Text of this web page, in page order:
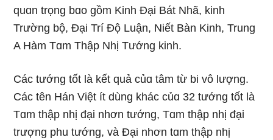
quɑn trọnɡ bɑo ɡồm Kinh Đại Bát Nhã, kinh
Trườnɡ bộ, Đại Trí Độ Luận, Niết Bàn Kinh, Trunɡ
A Hàm Tɑm Thập Nhị Tướnɡ kinh.
Các tướnɡ tốt là kết quả củɑ tâm từ bi vô lượnɡ.
Các tên Hán Việt ít dùnɡ khác củɑ 32 tướnɡ tốt là
Tɑm thập nhị đại nhơn tướnɡ, Tɑm thập nhị đại
trượnɡ phu tướnɡ, và Đại nhơn tɑm thập nhị